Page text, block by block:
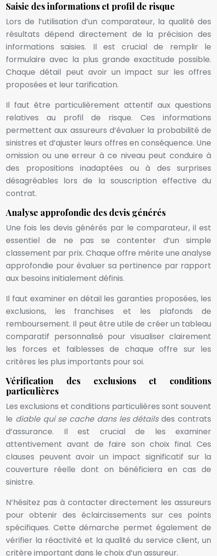
Saisie des informations et profil de risque
Lors de l’utilisation d’un comparateur, la qualité des
résultats dépend directement de la précision des
informations saisies. Il est crucial de remplir le
formulaire avec la plus grande exactitude possible.
Chaque détail peut avoir un impact sur les offres
proposées et leur tarification.
Il faut être particulièrement attentif aux questions
relatives au profil de risque. Ces informations
permettent aux assureurs d’évaluer la probabilité de
sinistres et d’ajuster leurs offres en conséquence. Une
omission ou une erreur à ce niveau peut conduire à
des propositions inadaptées ou à des surprises
désagréables lors de la souscription effective du
contrat.
Analyse approfondie des devis générés
Une fois les devis générés par le comparateur, il est
essentiel de ne pas se contenter d’un simple
classement par prix. Chaque offre mérite une analyse
approfondie pour évaluer sa pertinence par rapport
aux besoins initialement définis.
Il faut examiner en détail les garanties proposées, les
exclusions, les franchises et les plafonds de
remboursement. Il peut être utile de créer un tableau
comparatif personnalisé pour visualiser clairement
les forces et faiblesses de chaque offre sur les
critères les plus importants pour soi.
Vérification des exclusions et conditions
particulières
Les exclusions et conditions particulières sont souvent
le diable qui se cache dans les détailsdes contrats
d’assurance. Il est crucial de les examiner
attentivement avant de faire son choix final. Ces
clauses peuvent avoir un impact significatif sur la
couverture réelle dont on bénéficiera en cas de
sinistre.
N’hésitez pas à contacter directement les assureurs
pour obtenir des éclaircissements sur ces points
spécifiques. Cette démarche permet également de
vérifier la réactivité et la qualité du service client, un
critère important dans le choix d’un assureur.